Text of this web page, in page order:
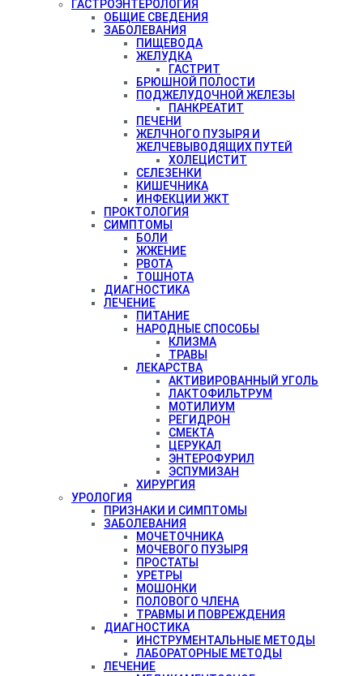
ГАСТРОЭНТЕРОЛОГИЯ
ОБЩИЕ СВЕДЕНИЯ
ЗАБОЛЕВАНИЯ
ПИЩЕВОДА
ЖЕЛУДКА
ГАСТРИТ
БРЮШНОЙ ПОЛОСТИ
ПОДЖЕЛУДОЧНОЙ ЖЕЛЕЗЫ
ПАНКРЕАТИТ
ПЕЧЕНИ
ЖЕЛЧНОГО ПУЗЫРЯ И
ЖЕЛЧЕВЫВОДЯЩИХ ПУТЕЙ
ХОЛЕЦИСТИТ
СЕЛЕЗЕНКИ
КИШЕЧНИКА
ИНФЕКЦИИ ЖКТ
ПРОКТОЛОГИЯ
СИМПТОМЫ
БОЛИ
ЖЖЕНИЕ
РВОТА
ТОШНОТА
ДИАГНОСТИКА
ЛЕЧЕНИЕ
ПИТАНИЕ
НАРОДНЫЕ СПОСОБЫ
КЛИЗМА
ТРАВЫ
ЛЕКАРСТВА
АКТИВИРОВАННЫЙ УГОЛЬ
ЛАКТОФИЛЬТРУМ
МОТИЛИУМ
РЕГИДРОН
СМЕКТА
ЦЕРУКАЛ
ЭНТЕРОФУРИЛ
ЭСПУМИЗАН
ХИРУРГИЯ
УРОЛОГИЯ
ПРИЗНАКИ И СИМПТОМЫ
ЗАБОЛЕВАНИЯ
МОЧЕТОЧНИКА
МОЧЕВОГО ПУЗЫРЯ
ПРОСТАТЫ
УРЕТРЫ
МОШОНКИ
ПОЛОВОГО ЧЛЕНА
ТРАВМЫ И ПОВРЕЖДЕНИЯ
ДИАГНОСТИКА
ИНСТРУМЕНТАЛЬНЫЕ МЕТОДЫ
ЛАБОРАТОРНЫЕ МЕТОДЫ
ЛЕЧЕНИЕ